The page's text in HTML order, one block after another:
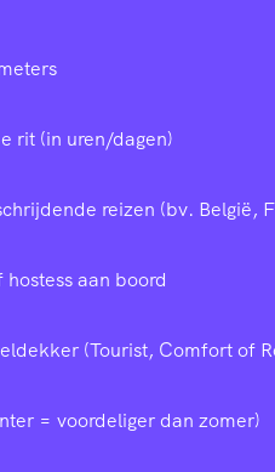
rit (in uren/dagen)
reizen (bv. België,
aan boord
(Tourist, Comfort of
= voordeliger dan zomer)